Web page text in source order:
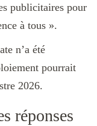
publicitaires pour
à tous ».
n’a été
pourrait
2026.
réponses